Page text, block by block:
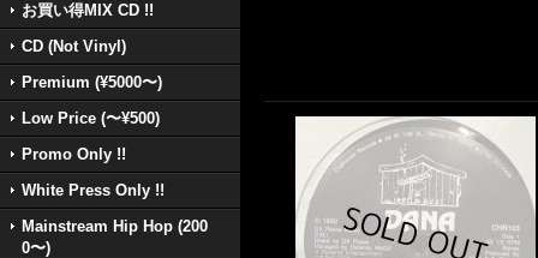
お買い得MIX CD !!
CD (Not Vinyl)
Premium (¥5000〜)
Low Price (〜¥500)
Promo Only !!
White Press Only !!
Mainstream Hip Hop (200
0〜)